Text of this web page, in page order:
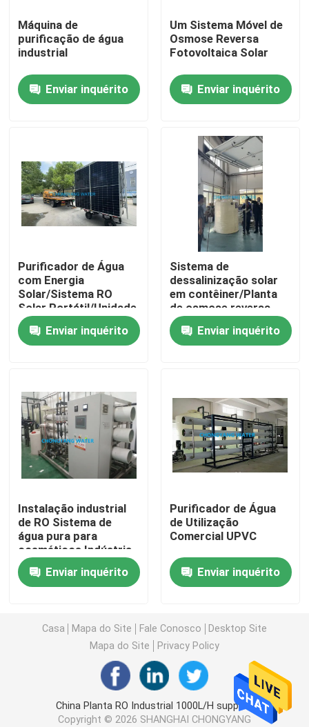
Casa
Produtos
Vídeos
Excursão da fábrica
Contate-nos
Peça umas citações
Sistemas de Água Farmacêutica
Sistemas de Destilação de Múltiplos Efeitos (MED)
Sistemas de preparação de solução
Sistemas CIP e SIP
Sistemas eletrónicos de água ultrapura (UPW)
Sistemas de Água Médica
Sistemas de Osmose Reversa para Dessalinização de
Máquina de
purificação de água
industrial
Enviar inquérito
Um Sistema Móvel de
Osmose Reversa
Fotovoltaica Solar
Enviar inquérito
Purificador de Água
com Energia
Solar/Sistema RO
Solar Portátil/Unidade
de Tratamento de
Água Off-Grid
Enviar inquérito
Sistema de
dessalinização solar
em contêiner/Planta
de osmose reversa
montada em reboque/
Enviar inquérito
Instalação industrial
de RO Sistema de
água pura para
cosméticos Indústria
Enviar inquérito
Purificador de Água
de Utilização
Comercial UPVC
Enviar inquérito
Casa Mapa do Site Fale Conosco
Desktop Site
Mapa do Site
Privacy Policy
China Planta RO Industrial 1000L/H supplier.
Copyright © 2026 SHANGHAI CHONGYANG